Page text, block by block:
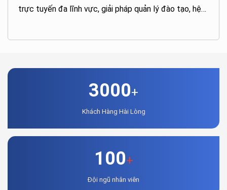
trực tuyến đa lĩnh vực, giải pháp quản lý đào tạo, hệ
3000+
Khách Hàng Hài Lòng
100+
Đội ngũ nhân viên